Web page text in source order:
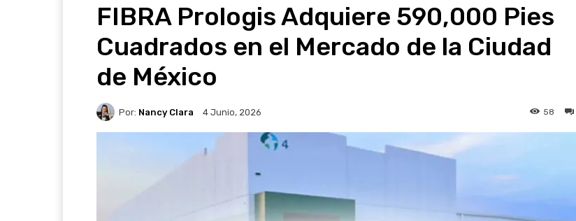
FIBRA Prologis Adquiere 590,000 Pies
Cuadrados en el Mercado de la Ciudad
de México
Por: Nancy Clara 4 Junio, 2026 58